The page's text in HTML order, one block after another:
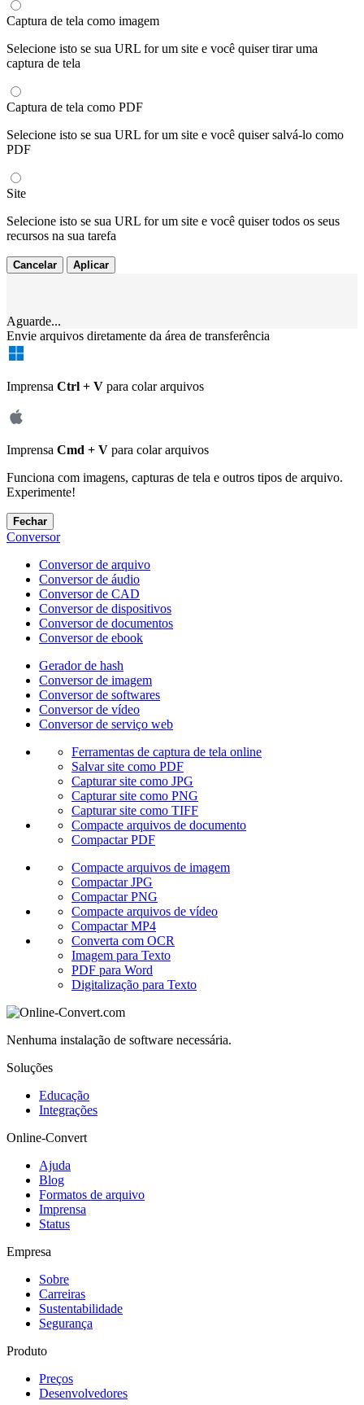
Captura de tela como imagem
Selecione isto se sua URL for um site e você quiser tirar uma
captura de tela
Captura de tela como PDF
Selecione isto se sua URL for um site e você quiser salvá-lo como
PDF
Site
Selecione isto se sua URL for um site e você quiser todos os seus
recursos na sua tarefa
Cancelar Aplicar
Aguarde...
Envie arquivos diretamente da área de transferência
Imprensa Ctrl + V para colar arquivos
Imprensa Cmd + V para colar arquivos
Funciona com imagens, capturas de tela e outros tipos de arquivo.
Experimente!
Fechar
Conversor
Conversor de arquivo
Conversor de áudio
Conversor de CAD
Conversor de dispositivos
Conversor de documentos
Conversor de ebook
Gerador de hash
Conversor de imagem
Conversor de softwares
Conversor de vídeo
Conversor de serviço web
Ferramentas de captura de tela online
Salvar site como PDF
Capturar site como JPG
Capturar site como PNG
Capturar site como TIFF
Compacte arquivos de documento
Compactar PDF
Compacte arquivos de imagem
Compactar JPG
Compactar PNG
Compacte arquivos de vídeo
Compactar MP4
Converta com OCR
Imagem para Texto
PDF para Word
Digitalização para Texto
Nenhuma instalação de software necessária.
Soluções
Educação
Integrações
Online-Convert
Ajuda
Blog
Formatos de arquivo
Imprensa
Status
Empresa
Sobre
Carreiras
Sustentabilidade
Segurança
Produto
Preços
Desenvolvedores